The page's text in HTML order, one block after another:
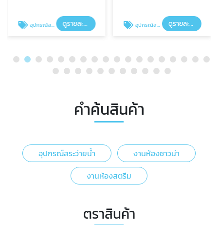
อุปกรณ์สระว่ายน้ำ ดูรายละเอียด อุปกรณ์สระว่ายน้ำ ดูรายละเอียด
คำค้นสินค้า
อุปกรณ์สระว่ายน้ำ
งานห้องซาวน่า
งานห้องสตรีม
ตราสินค้า